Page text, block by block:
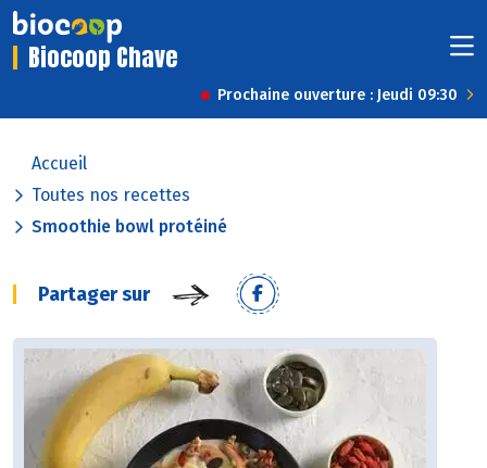
Biocoop Chave
Prochaine ouverture : Jeudi 09:30
Accueil
Toutes nos recettes
Smoothie bowl protéiné
Partager sur